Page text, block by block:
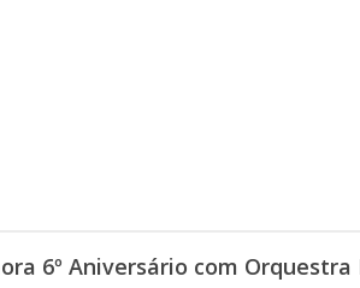
6º Aniversário com